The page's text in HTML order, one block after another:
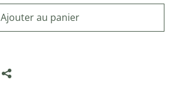
Ajouter au panier